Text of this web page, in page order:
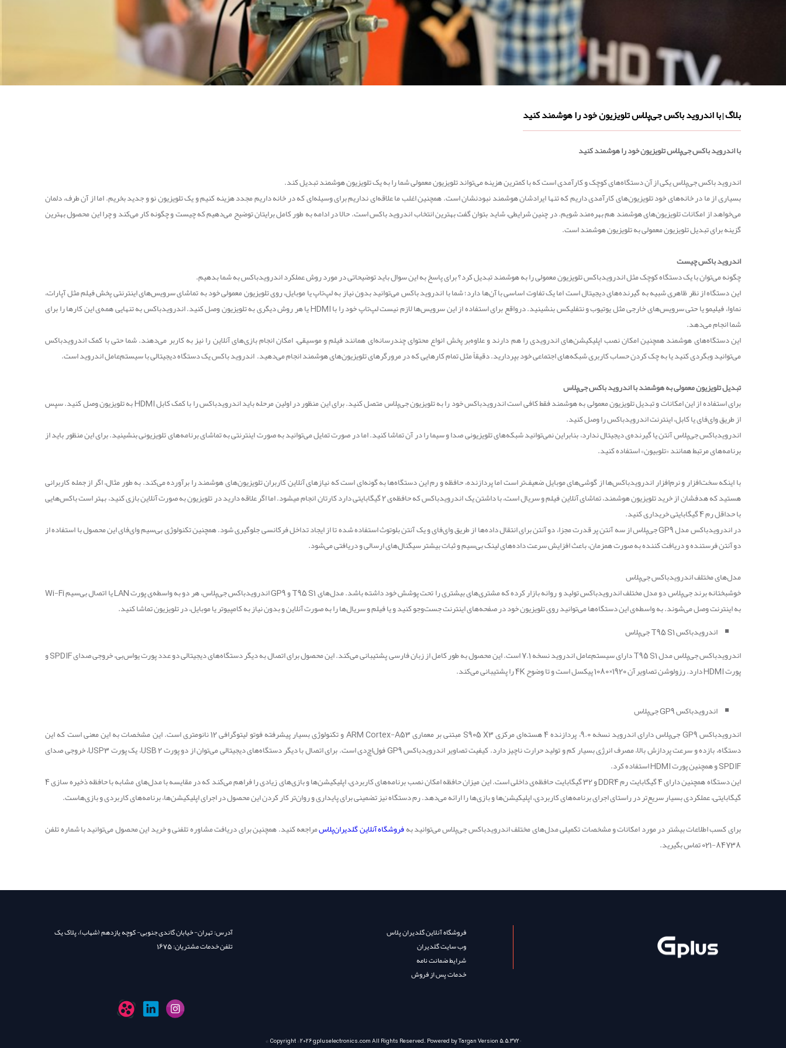
بلاگ|با اندروید باکس جی‌پلاس تلویزیون خود را هوشمند کنید
با اندروید باکس جی‌پلاس تلویزیون خود را هوشمند کنید
اندروید باکس جی‌پلاس یکی از آن دستگاه‌های کوچک و کارآمدی است که با کمترین هزینه می‌تواند تلویزیون معمولی شما را به یک تلویزیون هوشمند تبدیل کند.
بسیاری از ما در خانه‌های خود تلویزیون‌های کارآمدی داریم که تنها ایرادشان هوشمند نبودنشان است. همچنین اغلب ما علاقه‌ای نداریم برای وسیله‌ای که در خانه داریم مجدد هزینه کنیم و یک تلویزیون نو و جدید بخریم. اما از آن طرف، دلمان
می‌خواهد از امکانات تلویزیون‌های هوشمند هم بهره‌مند شویم. در چنین شرایطی، شاید بتوان گفت بهترین انتخاب اندروید باکس است. حالا در ادامه به طور کامل برایتان توضیح می‌دهیم که چیست و چگونه کار می‌کند و چرا این محصول بهترین
گزینه برای تبدیل تلویزیون معمولی به تلویزیون هوشمند است.
اندروید باکس چیست
چگونه می‌توان با یک دستگاه کوچک مثل اندرویدباکس تلویزیون معمولی را به هوشمند تبدیل کرد؟ برای پاسخ به این سوال باید توضیحاتی در مورد روش عملکرد اندرویدباکس به شما بدهیم.
این دستگاه از نظر ظاهری شبیه به گیرنده‌های دیجیتال است اما یک تفاوت اساسی با آن‌ها دارد؛ شما با اندروید باکس می‌توانید بدون نیاز به لپ‌تاپ یا موبایل، روی تلویزیون معمولی خود به تماشای سرویس‌های اینترنتی پخش فیلم مثل آپارات،
نماوا، فیلیمو یا حتی سرویس‌های خارجی مثل یوتیوب و نتفلیکس بنشینید. درواقع برای استفاده از این سرویس‌ها لازم نیست لپ‌تاپ خود را باHDMIیا هر روش دیگری به تلویزیون وصل کنید. اندرویدباکس به تنهایی همه‌ی این کارها را برای
شما انجام می‌دهد.
این دستگاه‌های هوشمند همچنین امکان نصب اپلیکیشن‌های اندرویدی را هم دارند و علاوه‌بر پخش انواع محتوای چندرسانه‌ای همانند فیلم و موسیقی، امکان انجام بازی‌های آنلاین را نیز به کاربر می‌دهند. شما حتی با کمک اندرویدباکس
می‌توانید وبگردی کنید یا به چک کردن حساب کاربری شبکه‌های اجتماعی خود بپردارید. دقیقاً مثل تمام کارهایی که در مرورگرهای تلویزیون‌های هوشمند انجام می‌دهید. اندروید باکس یک دستگاه دیجیتالی با سیستم‌عامل اندروید است.
تبدیل تلویزیون معمولی به هوشمند با اندروید باکس جی‌پلاس
برای استفاده از این امکانات و تبدیل تلویزیون معمولی به هوشمند فقط کافی است اندروید‌باکس خود را به تلویزیون جی‌پلاس متصل کنید. برای این منظور در اولین مرحله باید اندرویدباکس را با کمک کابلHDMIبه تلویزیون وصل کنید. سپس
از طریق وای‌فای یا کابل، اینترنت اندرویدباکس را وصل کنید.
اندرویدباکس جی‌پلاس آنتن یا گیرنده‌ی دیجیتال ندارد، بنابراین نمی‌توانید شبکه‌های تلویزیونی صدا و سیما را در آن تماشا کنید. اما در صورت تمایل می‌توانید به صورت اینترنتی به تماشای برنامه‌های تلویزیونی بنشینید. برای این منظور باید از
برنامه‌های مرتبط همانند «تلوبیون» استفاده کنید.
با اینکه سخت‌افزار و نرم‌افزار اندرویدباکس‌ها از گوشی‌های موبایل ضعیف‌تر است اما پردازنده، حافظه و رم این دستگاه‌ها به گونه‌ای است که نیازهای آنلاین کاربران تلویزیون‌های هوشمند را برآورده می‌کند. به طور مثال، اگر از جمله کاربرانی
هستید که هدفشان از خرید تلویزیون هوشمند، تماشای آنلاین فیلم و سریال است، با داشتن یک اندرویدباکس که حافظه‌ی 2 گیگابایتی دارد کارتان انجام میشود. اما اگر علاقه دارید در تلویزیون به صورت آنلاین بازی کنید، بهتر است باکس‌هایی
با حداقل رم 4 گیگابایتی خریداری کنید.
در اندرویدباکس مدلGP9جی‌پلاس از سه آنتن پر قدرت مجزا، دو آنتن برای انتقال داده‌ها از طریق وای‌فای و یک آنتن بلوتوث استفاده شده تا از ایجاد تداخل فرکانسی جلوگیری شود. همچنین تکنولوژی بی‌سیم وای‌فای این محصول با استفاده از
دو آنتن فرستنده و دریافت کننده به صورت همزمان، باعث افزایش سرعت داده‌های لینک بی‌سیم و ثبات بیشتر سیگنالهای ارسالی و دریافتی می‌شود.
مدل‌های مختلف اندرویدباکس جی‌پلاس
خوشبختانه برند جی‌پلاس دو مدل مختلف اندرویدباکس تولید و روانه بازار کرده که مشتری‌های بیشتری را تحت پوشش خود داشته باشد. مدل‌هایT95 S1وGP9اندرویدباکس جی‌پلاس، هر دو به واسطه‌ی پورتLANیا اتصال بی‌سیمWi-Fi
به اینترنت وصل میشوند. به واسطه‌ی این دستگاه‌ها می‌توانید روی تلویزیون خود در صفحه‌های اینترنت جست‌وجو کنید و یا فیلم و سریال‌ها را به صورت آنلاین و بدون نیاز به کامپیوتر یا موبایل، در تلویزیون تماشا کنید.
اندرویدباکسT95 S1جی‌پلاس
اندرویدباکس جی‌پلاس مدلT95 S1دارای سیستم‌عامل اندروید نسخه 7.1 است. این محصول به طور کامل از زبان فارسی پشتیبانی می‌کند. این محصول برای اتصال به دیگر دستگاه‌های دیجیتالی دو عدد پورت یواس‌بی، خروجی صدای SPDIFو
پورتHDMIدارد. رزولوشن تصاویر آن 1920×1080 پیکسل است و تا وضوح 4Kرا پشتیبانی می‌کند.
اندرویدباکسGP9جی‌پلاس
اندرویدباکسGP9جی‌پلاس دارای اندروید نسخه 9.0، پردازنده 4 هسته‌ای مرکزی S905 X3مبتنی بر معماریARM Cortex-A53
و تکنولوژی بسیار پیشرفته فوتو لیتوگرافی 12 نانومتری است. این مشخصات به این معنی است که این
دستگاه، بازده و سرعت پردازش بالا، مصرف انرژی بسیار کم و تولید حرارت ناچیز دارد. کیفیت تصاویر اندرویدباکسGP9فول‌اچ‌دی است. برای اتصال با دیگر دستگاه‌های دیجیتالی می‌توان از دو پورت 2 USB، یک پورتUSP3، خروجی صدای
SPDIFو همچنین پورتHDMIاستفاده کرد.
این دستگاه همچنین دارای 4 گیگابایت رم
DDR4
و 32 گیگابایت حافظه‌ی داخلی است. این میزان حافظه امکان نصب برنامه‌های کاربردی، اپلیکیشن‌ها و بازی‌های زیادی را فراهم می‌کند که در مقایسه با مدل‌های مشابه با حافظه ذخیره سازی 4
گیگابایتی، عملکردی بسیار سریع‌تر در راستای اجرای برنامه‌های کاربردی، اپلیکیشن‌ها و بازی‌ها را ارائه می‌دهد. رم دستگاه نیز تضمینی برای پایداری و روان‌تر کار کردن این محصول در اجرای اپلیکیشن‌ها، برنامه‌های کاربردی و بازی‌هاست.
برای کسب اطلاعات بیشتر در مورد امکانات و مشخصات تکمیلی مدل‌های مختلف اندرویدباکس جی‌پلاس می‌توانید بهفروشگاه آنلاین گلدیران‌پلاسمراجعه کنید. همچنین برای دریافت مشاوره تلفنی و خرید این محصول می‌توانید با شماره تلفن
84738-021 تماس بگیرید.
فروشگاه آنلاین گلدیران پلاس
وب سایت گلدیران
شرایط ضمانت نامه
خدمات پس از فروش
آدرس: تهران- خیابان گاندی جنوبی- کوچه یازدهم (شهاب)، پلاک یک
تلفن خدمات مشتریان: 1675
© Copyright ©2026gpluselectronics.comAll Rights Reserved. Powered byTarganVersion 5.5.372®